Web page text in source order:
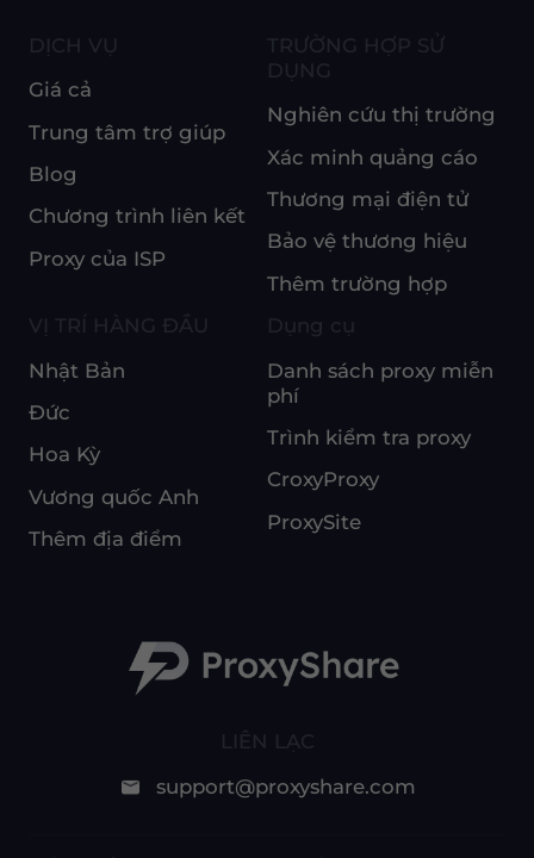
LIÊN LẠC
support@proxyshare.com
DỊCH VỤ
Giá cả
Trung tâm trợ giúp
Blog
Chương trình liên kết
Proxy của ISP
TRƯỜNG HỢP SỬ
DỤNG
Nghiên cứu thị trường
Xác minh quảng cáo
Thương mại điện tử
Bảo vệ thương hiệu
Thêm trường hợp
VỊ TRÍ HÀNG ĐẦU
Nhật Bản
Đức
Hoa Kỳ
Vương quốc Anh
Thêm địa điểm
Dụng cụ
Danh sách proxy miễn
phí
Trình kiểm tra proxy
CroxyProxy
ProxySite